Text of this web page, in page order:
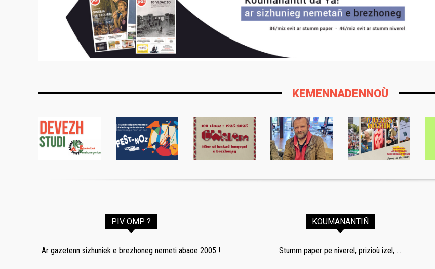
KEMENNADENNOÙ
PIV OMP ?
Ar gazetenn sizhuniek e brezhoneg nemeti abaoe 2005 !
KOUMANANTIÑ
Stumm paper pe niverel, prizioù izel, ...